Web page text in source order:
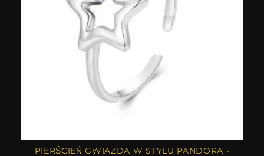
PIERŚCIEŃ GWIAZDA W STYLU PANDORA -